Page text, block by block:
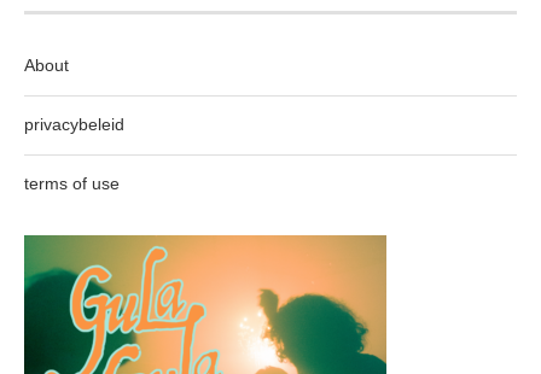
About
privacybeleid
terms of use